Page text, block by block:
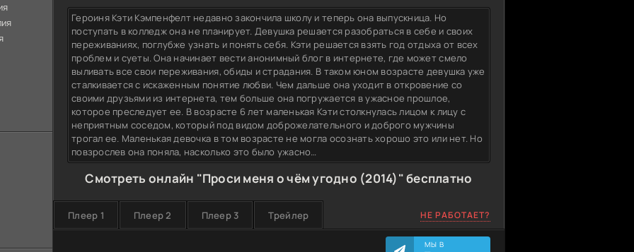
Героиня Кэти Кэмпенфелт недавно закончила школу и теперь она выпускница. Но
поступать в колледж она не планирует. Девушка решается разобраться в себе и своих
переживаниях, поглубже узнать и понять себя. Кэти решается взять год отдыха от всех
проблем и суеты. Она начинает вести анонимный блог в интернете, где может смело
выливать все свои переживания, обиды и страдания. В таком юном возрасте девушка уже
сталкивается с искаженным понятие любви. Чем дальше она уходит в откровение со
своими друзьями из интернета, тем больше она погружается в ужасное прошлое,
которое преследует ее. В возрасте 6 лет маленькая Кэти столкнулась лицом к лицу с
неприятным соседом, который под видом доброжелательного и доброго мужчины
трогал ее. Маленькая девочка в том возрасте не могла осознать хорошо это или нет. Но
повзрослев она поняла, насколько это было ужасно…
Смотреть онлайн "Проси меня о чём угодно (2014)" бесплатно
Плеер 1 Плеер 2 Плеер 3 Трейлер НЕ РАБОТАЕТ?
МЫ В